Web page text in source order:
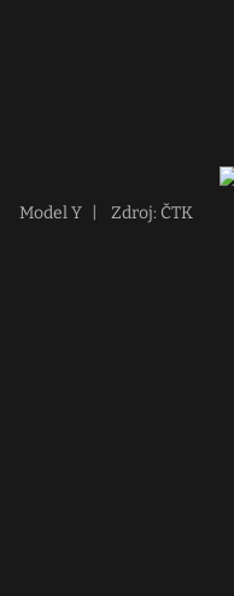
Model Y Zdroj: ČTK